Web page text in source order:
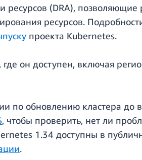
(DRA), позволяющие
ресурсов.
проекта Kubernetes.
он доступен, включая
по обновлению кластера до
, чтобы проверить, нет ли
1.34 доступны в
.